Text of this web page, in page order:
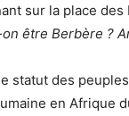
sur la place
être Berbère ?
statut des
en Afrique